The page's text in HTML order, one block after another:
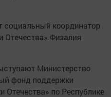
социальный координатор
Физалия
Министерство
фонд поддержки
Отечества» по Республике